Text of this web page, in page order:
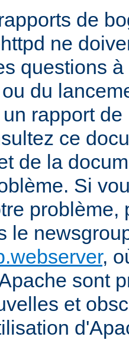
de
ne
questions
du
rapport
ce
de la
Si
problème,
le
,
sont
et